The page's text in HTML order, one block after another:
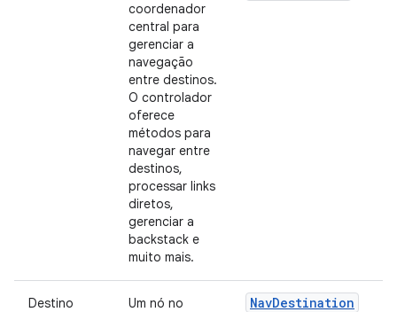
coordenador
central para
gerenciar a
navegação
entre destinos.
O controlador
oferece
métodos para
navegar entre
destinos,
processar links
diretos,
gerenciar a
backstack e
muito mais.
Destino
Um nó no
NavDestination